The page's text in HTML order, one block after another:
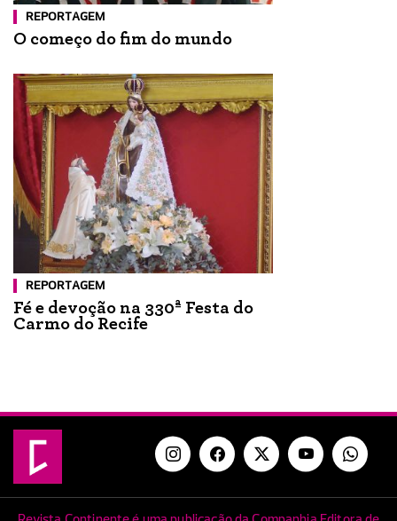
REPORTAGEM
O começo do fim do mundo
REPORTAGEM
Fé e devoção na 330ª Festa do
Carmo do Recife